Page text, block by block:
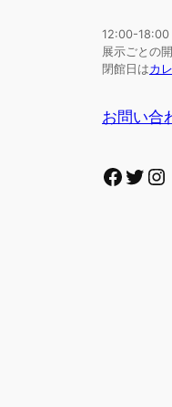
12:00-18:00
展示ごとの
閉館日はカ
お問い合
Facebook Twitter Instagram